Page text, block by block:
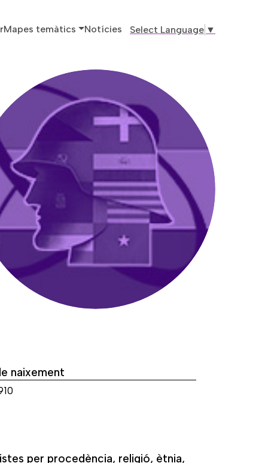
principal
Mapes temàtics Notícies Select Language ▼
naixement
per procedència, religió, ètnia,